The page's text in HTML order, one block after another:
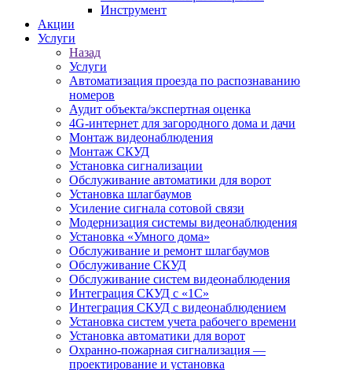
Инструмент
Акции
Услуги
Назад
Услуги
Автоматизация проезда по распознаванию
номеров
Аудит объекта/экспертная оценка
4G-интернет для загородного дома и дачи
Монтаж видеонаблюдения
Монтаж СКУД
Установка сигнализации
Обслуживание автоматики для ворот
Установка шлагбаумов
Усиление сигнала сотовой связи
Модернизация системы видеонаблюдения
Установка «Умного дома»
Обслуживание и ремонт шлагбаумов
Обслуживание СКУД
Обслуживание систем видеонаблюдения
Интеграция СКУД с «1С»
Интеграция СКУД с видеонаблюдением
Установка систем учета рабочего времени
Установка автоматики для ворот
Охранно-пожарная сигнализация —
проектирование и установка